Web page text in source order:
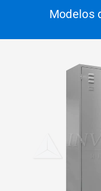
Modelos